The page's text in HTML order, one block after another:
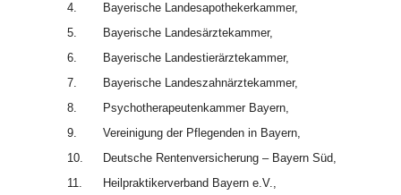
4.
Bayerische Landesapothekerkammer,
5.
Bayerische Landesärztekammer,
6.
Bayerische Landestierärztekammer,
7.
Bayerische Landeszahnärztekammer,
8.
Psychotherapeutenkammer Bayern,
9.
Vereinigung der Pflegenden in Bayern,
10.
Deutsche Rentenversicherung – Bayern Süd,
11.
Heilpraktikerverband Bayern e.V.,